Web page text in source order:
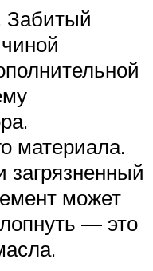
Забитый
материала.
может
— это